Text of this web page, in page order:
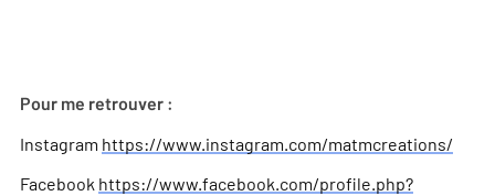
Pour me retrouver :
Instagram https://www.instagram.com/matmcreations/
Facebook https://www.facebook.com/profile.php?